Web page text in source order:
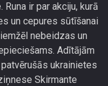
ir par akciju, kurā
un cepures sūtīšanai
nebeidzas un
Adītājām
ukrainietes
Skirmante